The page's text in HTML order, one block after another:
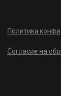
Политика
Согласие на